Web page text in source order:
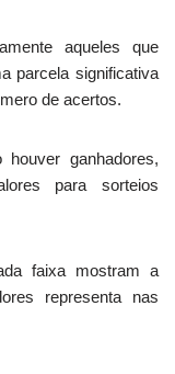
aqueles que
parcela significativa
de acertos.
ganhadores,
para sorteios
faixa mostram a
representa nas